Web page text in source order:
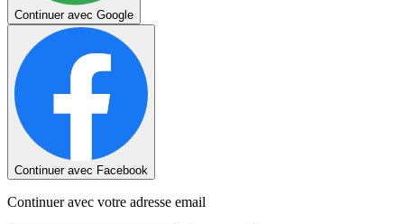
Continuer avec Google
Continuer avec Facebook
Continuer avec votre adresse email